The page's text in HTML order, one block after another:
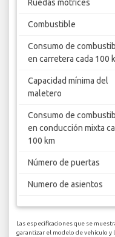
Ruedas motrices
Combustible
Consumo de
en carretera cada 100
Capacidad mínima del
maletero
Consumo de
en conducción mixta
100 km
Número de puertas
Numero de asientos
Las especificaciones que se
garantizar el modelo de vehículo y